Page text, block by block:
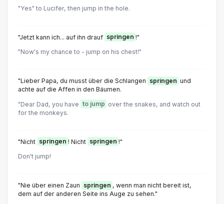
"Yes" to Lucifer, then jump in the hole.
"Jetzt kann ich... auf ihn drauf springen !"
"Now's my chance to - jump on his chest!"
"Lieber Papa, du musst über die Schlangen springen und
achte auf die Affen in den Bäumen.
"Dear Dad, you have to jump over the snakes, and watch out
for the monkeys.
"Nicht springen ! Nicht springen !"
Don't jump!
"Nie über einen Zaun springen , wenn man nicht bereit ist,
dem auf der anderen Seite ins Auge zu sehen."